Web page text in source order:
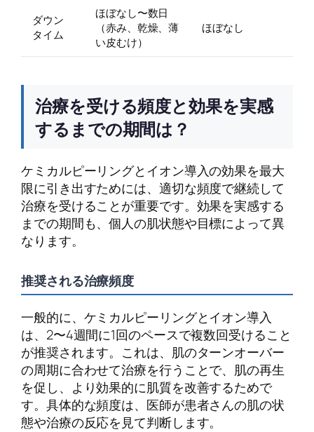
ダウン
タイム
ほぼなし〜数日
（赤み、乾燥、薄
い皮むけ）
ほぼなし
治療を受ける頻度と効果を実感
するまでの期間は？
ケミカルピーリングとイオン導入の効果を最大
限に引き出すためには、適切な頻度で継続して
治療を受けることが重要です。効果を実感する
までの期間も、個人の肌状態や目標によって異
なります。
推奨される治療頻度
一般的に、ケミカルピーリングとイオン導入
は、2〜4週間に1回のペースで複数回受けること
が推奨されます。これは、肌のターンオーバー
の周期に合わせて治療を行うことで、肌の再生
を促し、より効果的に肌質を改善するためで
す。具体的な頻度は、医師が患者さんの肌の状
態や治療の反応を見て判断します。